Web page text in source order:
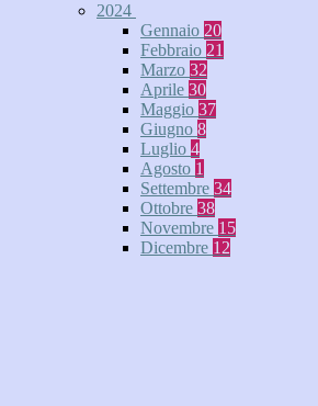
2024
Gennaio 20
Febbraio 21
Marzo 32
Aprile 30
Maggio 37
Giugno 8
Luglio 4
Agosto 1
Settembre 34
Ottobre 38
Novembre 15
Dicembre 12